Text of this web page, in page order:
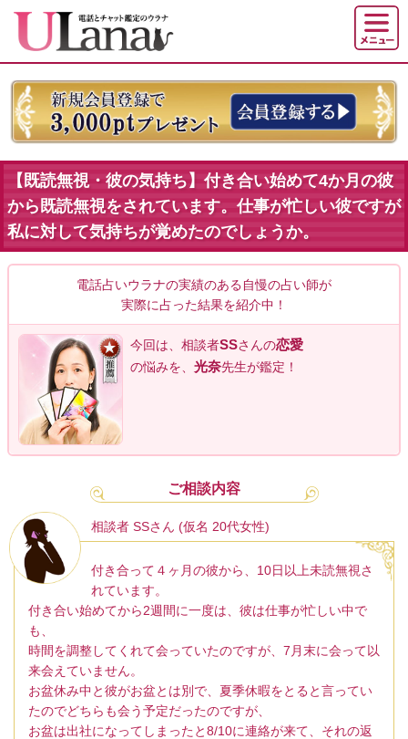
【既読無視・彼の気持ち】付き合い始めて4か月の彼
から既読無視をされています。仕事が忙しい彼ですが
私に対して気持ちが覚めたのでしょうか。
電話占いウラナの実績のある自慢の占い師が
実際に占った結果を紹介中！
今回は、相談者SSさんの恋愛
の悩みを、 光奈先生が鑑定！
ご相談内容
相談者 SSさん (仮名 20代女性)
付き合って４ヶ月の彼から、10日以上未読無視さ
れています。
付き合い始めてから2週間に一度は、彼は仕事が忙しい中で
も、
時間を調整してくれて会っていたのですが、7月末に会って以
来会えていません。
お盆休み中と彼がお盆とは別で、夏季休暇をとると言ってい
たのでどちらも会う予定だったのですが、
お盆は出社になってしまったと8/10に連絡が来て、それの返